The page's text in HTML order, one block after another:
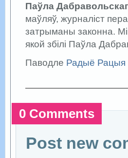
Паўла
маўляў, журналіст
затрыманы законна.
якой збілі Паўла
Паводле Радыё Рацыя
0 Comments
Post new